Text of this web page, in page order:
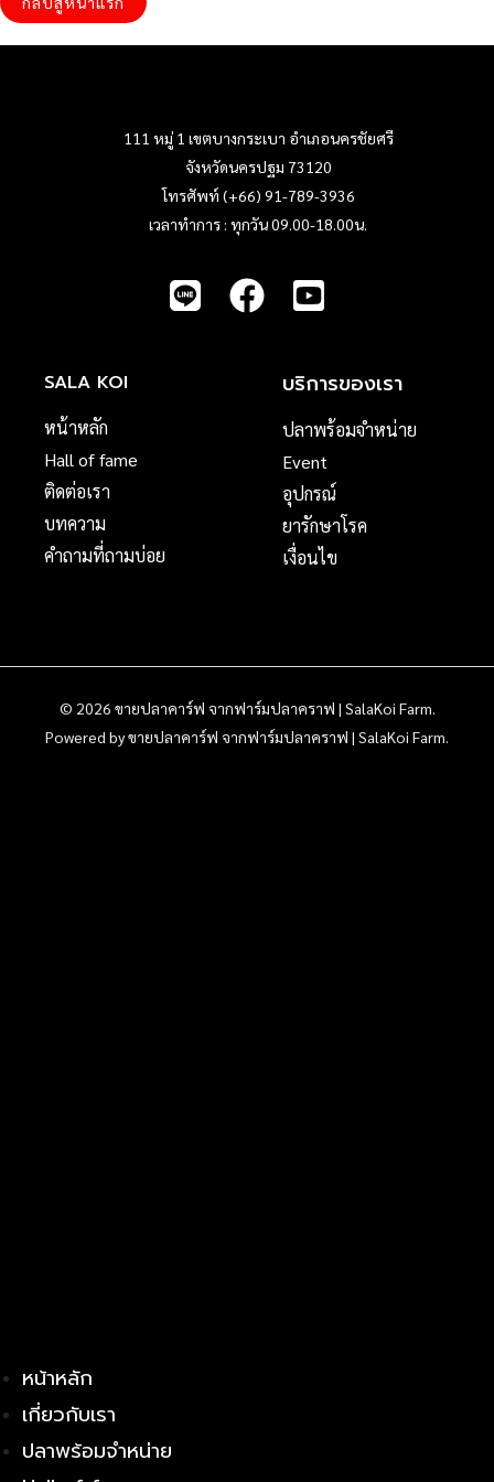
111 หมู่ 1 เขตบางกระเบา อำเภอนครชัยศรี
จังหวัดนครปฐม 73120
โทรศัพท์ (+66) 91-789-3936
เวลาทำการ : ทุกวัน 09.00-18.00น.
SALA KOI
หน้าหลัก
Hall of fame
ติดต่อเรา
บทความ
คำถามที่ถามบ่อย
บริการของเรา
ปลาพร้อมจำหน่าย
Event
อุปกรณ์
ยารักษาโรค
เงื่อนไข
© 2026 ขายปลาคาร์ฟ จากฟาร์มปลาคราฟ | SalaKoi Farm.
Powered by ขายปลาคาร์ฟ จากฟาร์มปลาคราฟ | SalaKoi Farm.
หน้าหลัก
เกี่ยวกับเรา
ปลาพร้อมจำหน่าย